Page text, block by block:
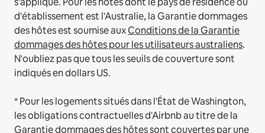
d'établissement est l'Australie, la Garantie dommages
des hôtes est soumise auxConditions de la Garantie
dommages des hôtes pour les utilisateurs australiens.
N'oubliez pas que tous les seuils de couverture sont
indiqués en dollars US.
* Pour les logements situés dans l'État de Washington,
les obligations contractuelles d'Airbnb au titre de la
Garantie dommages des hôtes sont couvertes par une